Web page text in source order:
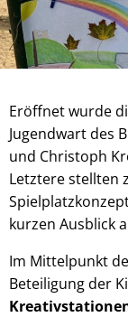
Eröffnet wurde
Jugendwart des
und Christoph
Letztere stellten
kurzen Ausblick
Im Mittelpunkt
Beteiligung der